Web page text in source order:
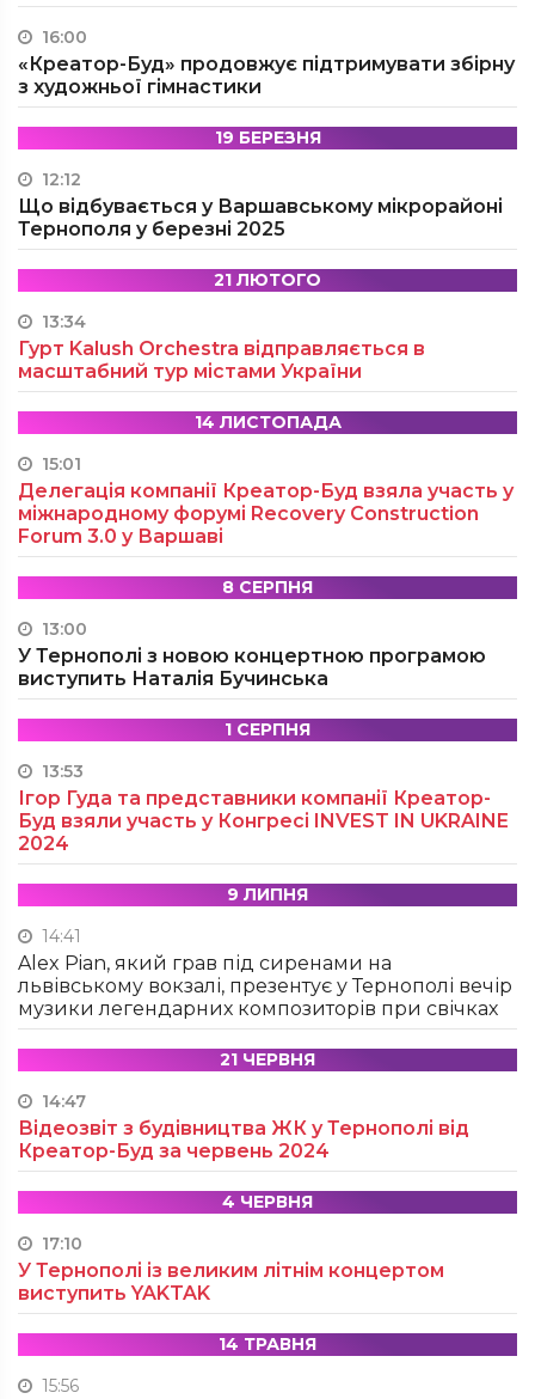
16:00
«Креатор-Буд» продовжує підтримувати збірну
з художньої гімнастики
19 БЕРЕЗНЯ
12:12
Що відбувається у Варшавському мікрорайоні
Тернополя у березні 2025
21 ЛЮТОГО
13:34
Гурт Kalush Orchestra відправляється в
масштабний тур містами України
14 ЛИСТОПАДА
15:01
Делегація компанії Креатор-Буд взяла участь у
міжнародному форумі Recovery Construction
Forum 3.0 у Варшаві
8 СЕРПНЯ
13:00
У Тернополі з новою концертною програмою
виступить Наталія Бучинська
1 СЕРПНЯ
13:53
Ігор Гуда та представники компанії Креатор-
Буд взяли участь у Конгресі INVEST IN UKRAINE
2024
9 ЛИПНЯ
14:41
Alex Pian, який грав під сиренами на
львівському вокзалі, презентує у Тернополі вечір
музики легендарних композиторів при свічках
21 ЧЕРВНЯ
14:47
Відеозвіт з будівництва ЖК у Тернополі від
Креатор-Буд за червень 2024
4 ЧЕРВНЯ
17:10
У Тернополі із великим літнім концертом
виступить YAKTAK
14 ТРАВНЯ
15:56